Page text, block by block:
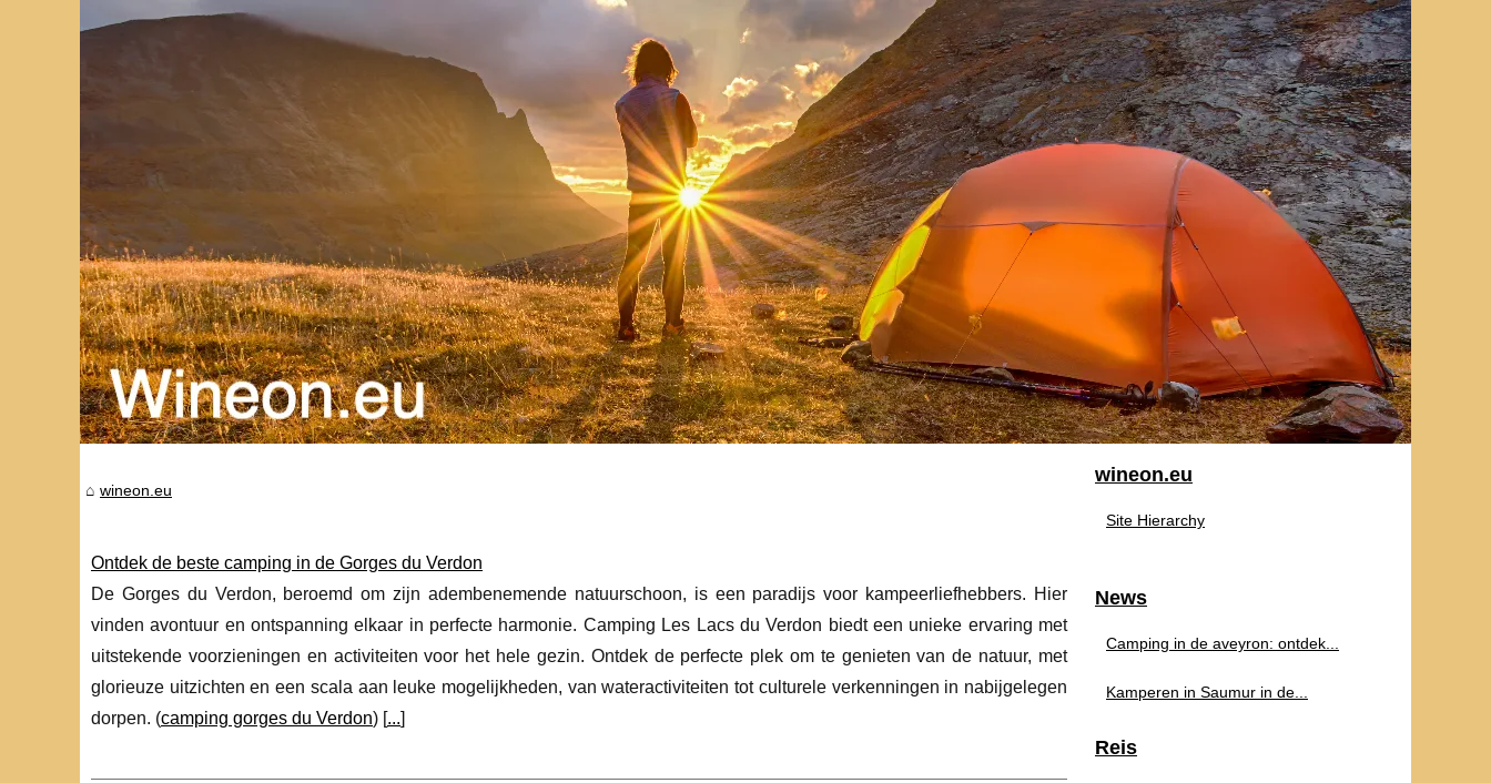
wineon.eu
Ontdek de beste camping in de Gorges du Verdon
De Gorges du Verdon, beroemd om zijn adembenemende natuurschoon, is een paradijs voor kampeerliefhebbers. Hier
vinden avontuur en ontspanning elkaar in perfecte harmonie. Camping Les Lacs du Verdon biedt een unieke ervaring met
uitstekende voorzieningen en activiteiten voor het hele gezin. Ontdek de perfecte plek om te genieten van de natuur, met
glorieuze uitzichten en een scala aan leuke mogelijkheden, van wateractiviteiten tot culturele verkenningen in nabijgelegen
dorpen. (camping gorges du Verdon) [...]
wineon.eu
Site Hierarchy
News
Camping in de aveyron: ontdek...
Kamperen in Saumur in de...
Reis